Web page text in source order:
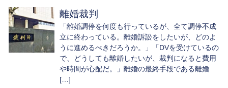
離婚裁判
「離婚調停を何度も行っているが、全て調停不成
立に終わっている。離婚訴訟をしたいが、どのよ
うに進めるべきだろうか。」「DVを受けているの
で、どうしても離婚したいが、裁判になると費用
や時間が心配だ。」離婚の最終手段である離婚
[…]